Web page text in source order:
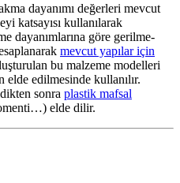
dayanımı değerleri mevcut
katsayısı kullanılarak
dayanımlarına göre gerilme-
mevcut yapılar için
bu malzeme modelleri
elde edilmesinde kullanılır.
sonra plastik mafsal
elde dilir.